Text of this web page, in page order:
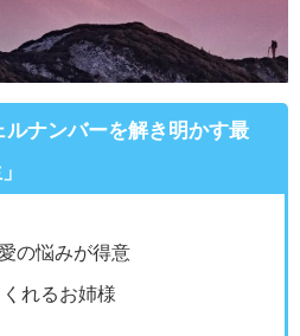
ナンバーを解き明かす最
の悩みが得意
れるお姉様